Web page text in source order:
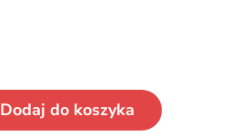
Dodaj do koszyka